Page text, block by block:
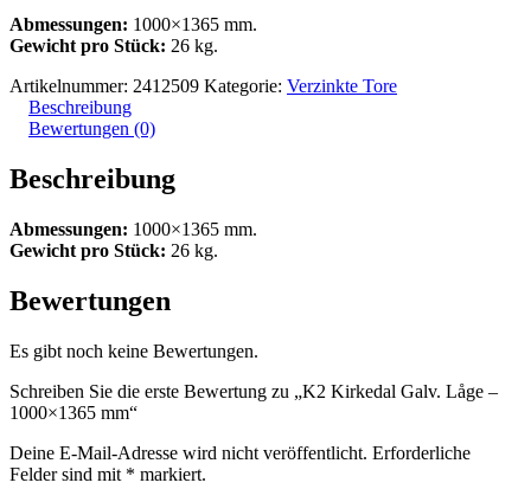
Abmessungen: 1000×1365 mm.
Gewicht pro Stück: 26 kg.
Artikelnummer: 2412509 Kategorie: Verzinkte Tore
Beschreibung
Bewertungen (0)
Beschreibung
Abmessungen: 1000×1365 mm.
Gewicht pro Stück: 26 kg.
Bewertungen
Es gibt noch keine Bewertungen.
Schreiben Sie die erste Bewertung zu „K2 Kirkedal Galv. Låge –
1000×1365 mm“
Deine E-Mail-Adresse wird nicht veröffentlicht. Erforderliche
Felder sind mit * markiert.